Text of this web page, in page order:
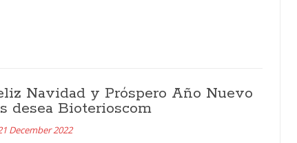
Navidad y Próspero Año Nuevo
desea Bioterioscom
December 2022